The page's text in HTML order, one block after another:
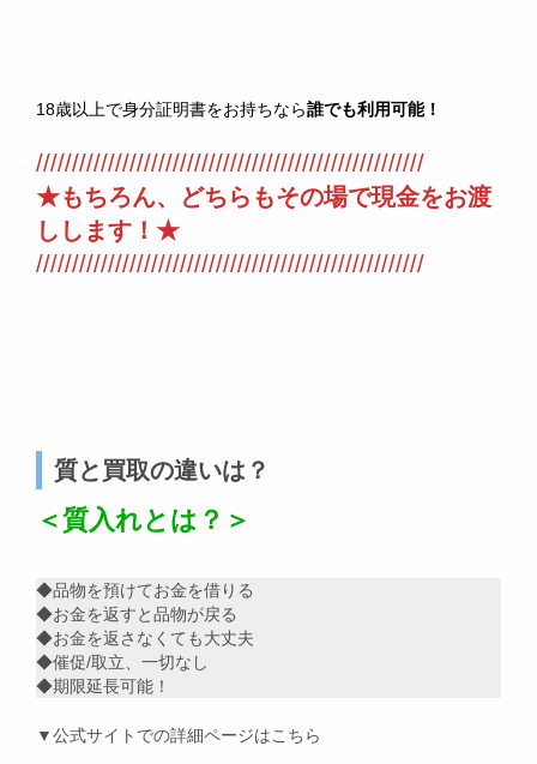
18歳以上で身分証明書をお持ちなら誰でも利用可能！
//////////////////////////////////////////////////////
★もちろん、どちらもその場で現金をお渡
しします！★
//////////////////////////////////////////////////////
質と買取の違いは？
＜質入れとは？＞
◆品物を預けてお金を借りる
◆お金を返すと品物が戻る
◆お金を返さなくても大丈夫
◆催促/取立、一切なし
◆期限延長可能！
▼公式サイトでの詳細ページはこちら